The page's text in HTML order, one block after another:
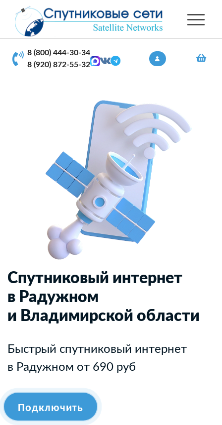
8 (800) 444-30-34
8 (920) 872-55-32
Спутниковый интернет
в Радужном
и Владимирской области
Быстрый спутниковый интернет
в Радужном от 690 руб
Подключить